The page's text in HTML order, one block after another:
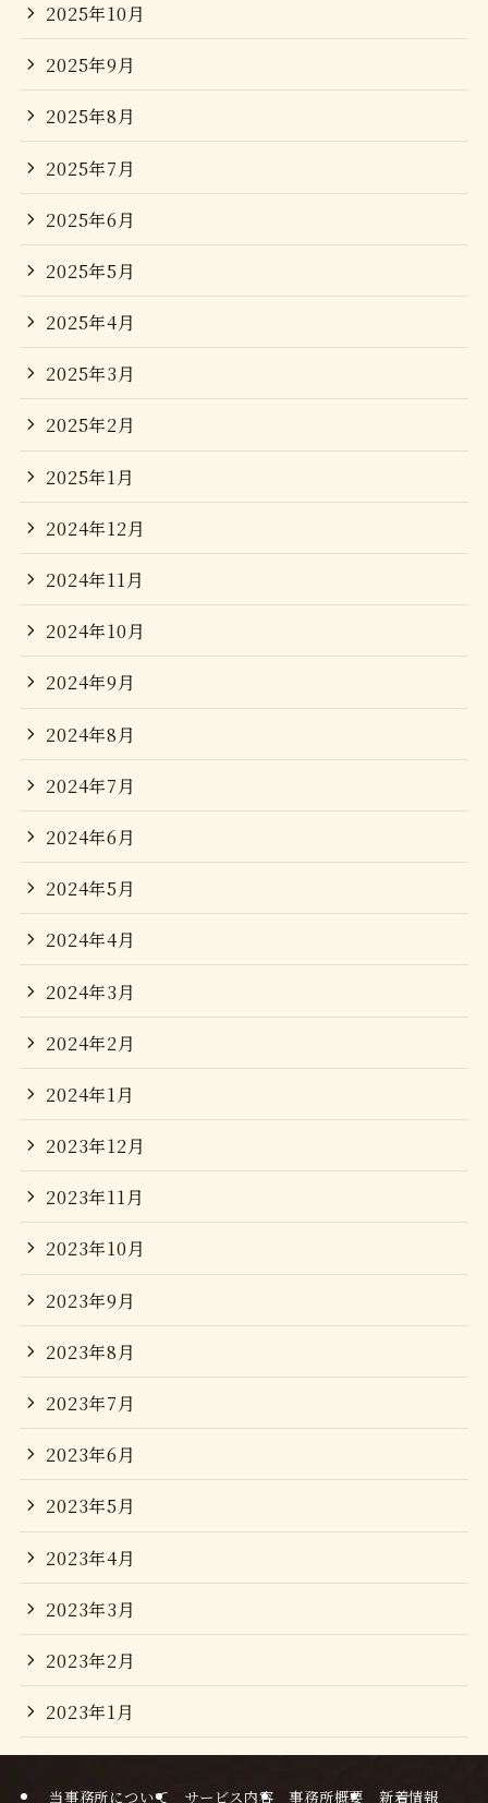
2025年10月
2025年9月
2025年8月
2025年7月
2025年6月
2025年5月
2025年4月
2025年3月
2025年2月
2025年1月
2024年12月
2024年11月
2024年10月
2024年9月
2024年8月
2024年7月
2024年6月
2024年5月
2024年4月
2024年3月
2024年2月
2024年1月
2023年12月
2023年11月
2023年10月
2023年9月
2023年8月
2023年7月
2023年6月
2023年5月
2023年4月
2023年3月
2023年2月
2023年1月
当事務所について サービス内容 事務所概要 新着情報